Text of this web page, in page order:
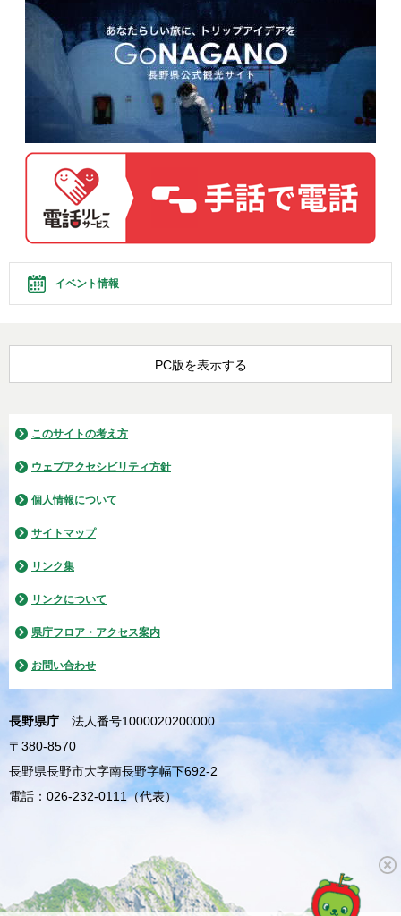
イベント情報
PC版を表示する
このサイトの考え方
ウェブアクセシビリティ方針
個人情報について
サイトマップ
リンク集
リンクについて
県庁フロア・アクセス案内
お問い合わせ
長野県庁
法人番号1000020200000
〒380-8570
長野県長野市大字南長野字幅下692-2
電話：026-232-0111（代表）